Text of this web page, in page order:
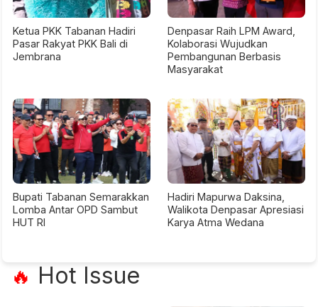
Ketua PKK Tabanan Hadiri
Pasar Rakyat PKK Bali di
Jembrana
Denpasar Raih LPM Award,
Kolaborasi Wujudkan
Pembangunan Berbasis
Masyarakat
Bupati Tabanan Semarakkan
Lomba Antar OPD Sambut
HUT RI
Hadiri Mapurwa Daksina,
Walikota Denpasar Apresiasi
Karya Atma Wedana
🔥 Hot Issue